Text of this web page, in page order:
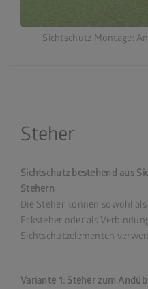
Sichtschutz Montage:
Steher
Sichtschutz bestehend aus
Stehern
Die Steher können sowohl
Ecksteher oder als
Sichtschutzelementen
Variante 1: Steher zum